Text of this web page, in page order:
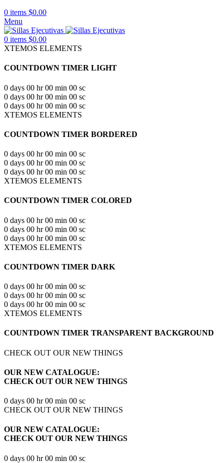
0 items $0.00
Menu
0 items $0.00
XTEMOS ELEMENTS
COUNTDOWN TIMER LIGHT
0 days 00 hr00 min 00 sc
0 days 00 hr00 min 00 sc
0 days 00 hr00 min 00 sc
XTEMOS ELEMENTS
COUNTDOWN TIMER BORDERED
0 days 00 hr00 min 00 sc
0 days 00 hr00 min 00 sc
0 days 00 hr00 min 00 sc
XTEMOS ELEMENTS
COUNTDOWN TIMER COLORED
0 days 00 hr00 min 00 sc
0 days 00 hr00 min 00 sc
0 days 00 hr00 min 00 sc
XTEMOS ELEMENTS
COUNTDOWN TIMER DARK
0 days 00 hr00 min 00 sc
0 days 00 hr00 min 00 sc
0 days 00 hr00 min 00 sc
XTEMOS ELEMENTS
COUNTDOWN TIMER TRANSPARENT BACKGROUND
CHECK OUT OUR NEW THINGS
OUR NEW CATALOGUE:
CHECK OUT OUR NEW THINGS
0 days 00 hr00 min 00 sc
CHECK OUT OUR NEW THINGS
OUR NEW CATALOGUE:
CHECK OUT OUR NEW THINGS
0 days 00 hr00 min 00 sc